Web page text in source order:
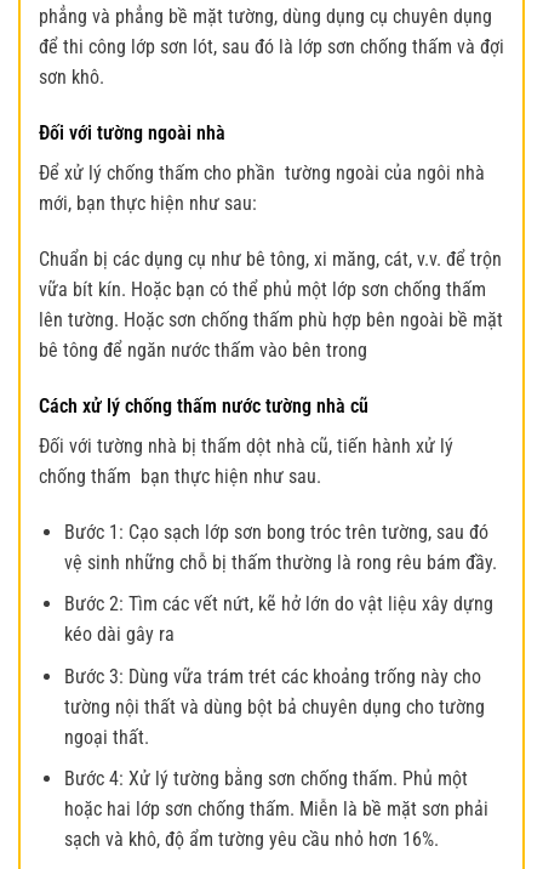
phẳng và phẳng bề mặt tường, dùng dụng cụ chuyên dụng
để thi công lớp sơn lót, sau đó là lớp sơn chống thấm và đợi
sơn khô.
Đối với tường ngoài nhà
Để xử lý chống thấm cho phần tường ngoài của ngôi nhà
mới, bạn thực hiện như sau:
Chuẩn bị các dụng cụ như bê tông, xi măng, cát, v.v. để trộn
vữa bít kín. Hoặc bạn có thể phủ một lớp sơn chống thấm
lên tường. Hoặc sơn chống thấm phù hợp bên ngoài bề mặt
bê tông để ngăn nước thấm vào bên trong
Cách xử lý chống thấm nước tường nhà cũ
Đối với tường nhà bị thấm dột nhà cũ, tiến hành xử lý
chống thấm bạn thực hiện như sau.
Bước 1: Cạo sạch lớp sơn bong tróc trên tường, sau đó
vệ sinh những chỗ bị thấm thường là rong rêu bám đầy.
Bước 2: Tìm các vết nứt, kẽ hở lớn do vật liệu xây dựng
kéo dài gây ra
Bước 3: Dùng vữa trám trét các khoảng trống này cho
tường nội thất và dùng bột bả chuyên dụng cho tường
ngoại thất.
Bước 4: Xử lý tường bằng sơn chống thấm. Phủ một
hoặc hai lớp sơn chống thấm. Miễn là bề mặt sơn phải
sạch và khô, độ ẩm tường yêu cầu nhỏ hơn 16%.